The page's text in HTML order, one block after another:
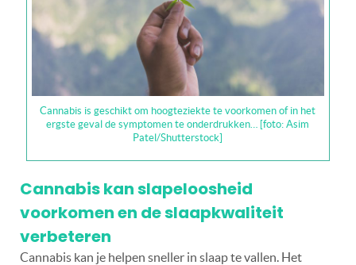
Cannabis is geschikt om hoogteziekte te voorkomen of in het
ergste geval de symptomen te onderdrukken… [foto: Asim
Patel/Shutterstock]
Cannabis kan slapeloosheid
voorkomen en de slaapkwaliteit
verbeteren
Cannabis kan je helpen sneller in slaap te vallen. Het